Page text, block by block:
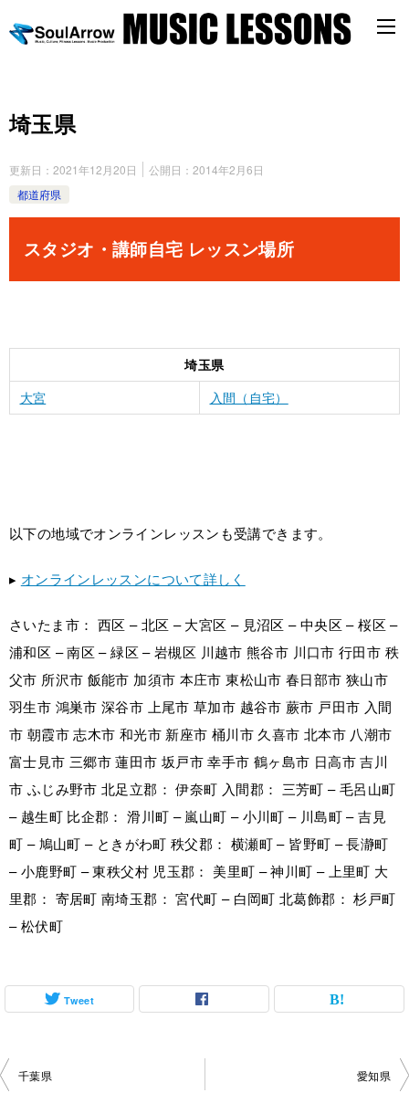
埼玉県
更新日： 2021年12月20日 公開日： 2014年2月6日
都道府県
スタジオ・講師自宅 レッスン場所
埼玉県
大宮
入間（自宅）
以下の地域でオンラインレッスンも受講できます。
▸ オンラインレッスンについて詳しく
さいたま市： 西区 – 北区 – 大宮区 – 見沼区 – 中央区 – 桜区 –
浦和区 – 南区 – 緑区 – 岩槻区 川越市 熊谷市 川口市 行田市 秩
父市 所沢市 飯能市 加須市 本庄市 東松山市 春日部市 狭山市
羽生市 鴻巣市 深谷市 上尾市 草加市 越谷市 蕨市 戸田市 入間
市 朝霞市 志木市 和光市 新座市 桶川市 久喜市 北本市 八潮市
富士見市 三郷市 蓮田市 坂戸市 幸手市 鶴ヶ島市 日高市 吉川
市 ふじみ野市 北足立郡： 伊奈町 入間郡： 三芳町 – 毛呂山町
– 越生町 比企郡： 滑川町 – 嵐山町 – 小川町 – 川島町 – 吉見
町 – 鳩山町 – ときがわ町 秩父郡： 横瀬町 – 皆野町 – 長瀞町
– 小鹿野町 – 東秩父村 児玉郡： 美里町 – 神川町 – 上里町 大
里郡： 寄居町 南埼玉郡： 宮代町 – 白岡町 北葛飾郡： 杉戸町
– 松伏町
Tweet
投
千葉県 愛知県